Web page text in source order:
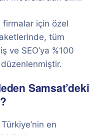
firmalar için özel
tüm
ve SEO’ya %100
Samsat’deki
en